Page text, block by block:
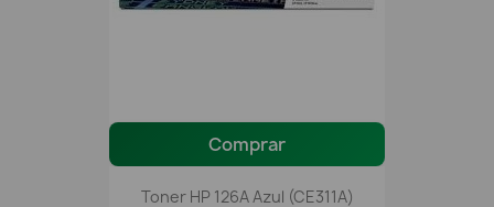
Comprar
Toner HP 126A Azul (CE311A)